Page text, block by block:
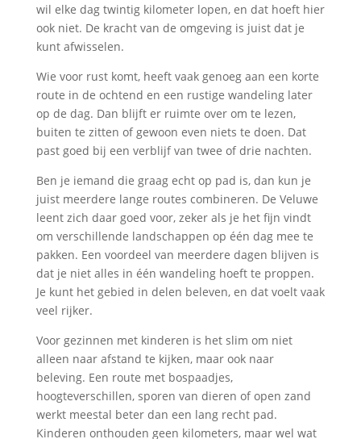
wil elke dag twintig kilometer lopen, en dat hoeft hier
ook niet. De kracht van de omgeving is juist dat je
kunt afwisselen.
Wie voor rust komt, heeft vaak genoeg aan een korte
route in de ochtend en een rustige wandeling later
op de dag. Dan blijft er ruimte over om te lezen,
buiten te zitten of gewoon even niets te doen. Dat
past goed bij een verblijf van twee of drie nachten.
Ben je iemand die graag echt op pad is, dan kun je
juist meerdere lange routes combineren. De Veluwe
leent zich daar goed voor, zeker als je het fijn vindt
om verschillende landschappen op één dag mee te
pakken. Een voordeel van meerdere dagen blijven is
dat je niet alles in één wandeling hoeft te proppen.
Je kunt het gebied in delen beleven, en dat voelt vaak
veel rijker.
Voor gezinnen met kinderen is het slim om niet
alleen naar afstand te kijken, maar ook naar
beleving. Een route met bospaadjes,
hoogteverschillen, sporen van dieren of open zand
werkt meestal beter dan een lang recht pad.
Kinderen onthouden geen kilometers, maar wel wat